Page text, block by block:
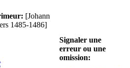
[Johann
1485-1486]
Signaler une
erreur ou une
omission: